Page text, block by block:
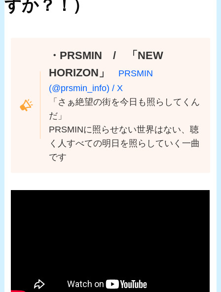
すか？！）
・PRSMIN / 「NEW
HORIZON」
PRSMIN
(@prsmin_info) / X
「さぁ絶望の街を今日も照らしてくん
だ」
PRSMINに照らせない世界はない、聴
く人すべての明日を照らしていく一曲
です